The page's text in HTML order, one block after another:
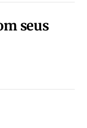
seus